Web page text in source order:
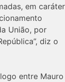
em caráter
União, por
diz o
entre Mauro